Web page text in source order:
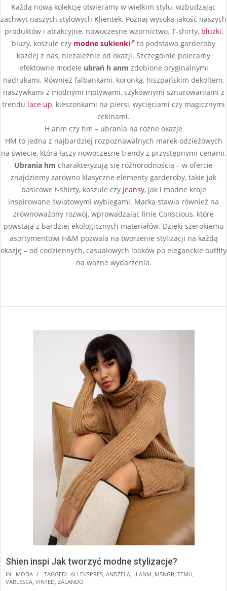
Każdą nową kolekcję otwieramy w wielkim stylu, wzbudzając
zachwyt naszych stylowych Klientek. Poznaj wysoką jakość naszych
produktów i atrakcyjne, nowoczesne wzornictwo. T-shirty, bluzki,
bluzy, koszule czy modne sukienki
to podstawa garderoby
każdej z nas, niezależnie od okazji. Szczególnie polecamy
efektowne modele ubrań h anm zdobione oryginalnymi
nadrukami. Również falbankami, koronką, hiszpańskim dekoltem,
naszywkami z modnymi motywami, szykownymi sznurowaniami z
trendu lace up, kieszonkami na piersi, wycięciami czy magicznymi
cekinami.
H anm czy hm – ubrania na rózne okazje
HM to jedna z najbardziej rozpoznawalnych marek odzieżowych
na świecie, która łączy nowoczesne trendy z przystępnymi cenami.
Ubrania hm charakteryzują się różnorodnością – w ofercie
znajdziemy zarówno klasyczne elementy garderoby, takie jak
basicowe t-shirty, koszule czy jeansy, jak i modne kroje
inspirowane światowymi wybiegami. Marka stawia również na
zrównoważony rozwój, wprowadzając linie Conscious, które
powstają z bardziej ekologicznych materiałów. Dzięki szerokiemu
asortymentowi H&M pozwala na tworzenie stylizacji na każdą
okazję – od codziennych, casualowych looków po eleganckie outfity
na ważne wydarzenia.
Shien inspi Jak tworzyć modne stylizacje?
2025-
08-
IN: MODA TAGGED: ALI EKSPRES, ANDŻELA, H ANM, MSNGR, TEMU,
VARLESCA, VINTED, ZALANDO